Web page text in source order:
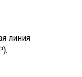
линия